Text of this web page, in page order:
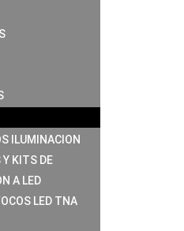
ILUMINACION
Y KITS DE
A LED
LED TNA